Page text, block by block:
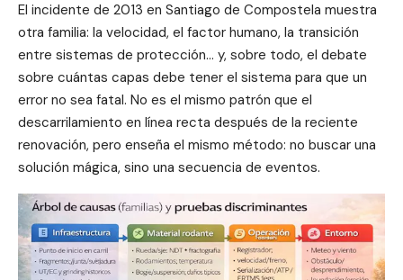
El incidente de 2013 en Santiago de Compostela muestra
otra familia: la velocidad, el factor humano, la transición
entre sistemas de protección… y, sobre todo, el debate
sobre cuántas capas debe tener el sistema para que un
error no sea fatal. No es el mismo patrón que el
descarrilamiento en línea recta después de la reciente
renovación, pero enseña el mismo método: no buscar una
solución mágica, sino una secuencia de eventos.